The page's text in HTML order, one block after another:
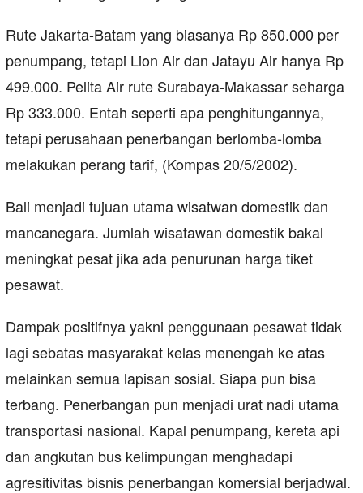
Rute Jakarta-Batam yang biasanya Rp 850.000 per
penumpang, tetapi Lion Air dan Jatayu Air hanya Rp
499.000. Pelita Air rute Surabaya-Makassar seharga
Rp 333.000. Entah seperti apa penghitungannya,
tetapi perusahaan penerbangan berlomba-lomba
melakukan perang tarif, (Kompas 20/5/2002).
Bali menjadi tujuan utama wisatwan domestik dan
mancanegara. Jumlah wisatawan domestik bakal
meningkat pesat jika ada penurunan harga tiket
pesawat.
Dampak positifnya yakni penggunaan pesawat tidak
lagi sebatas masyarakat kelas menengah ke atas
melainkan semua lapisan sosial. Siapa pun bisa
terbang. Penerbangan pun menjadi urat nadi utama
transportasi nasional. Kapal penumpang, kereta api
dan angkutan bus kelimpungan menghadapi
agresitivitas bisnis penerbangan komersial berjadwal.